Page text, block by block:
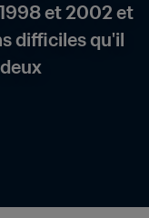
et 2002 et
difficiles qu'il